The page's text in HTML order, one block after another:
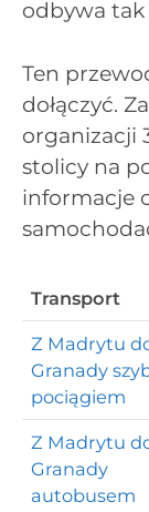
odbywa
Ten
dołączyć.
organizacji
stolicy na
informacje
Transport
Z Madrytu
Granady
pociągiem
Z Madrytu
Granady
autobusem